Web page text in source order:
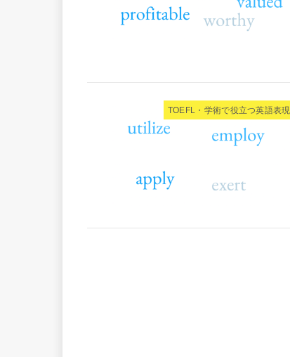
TOEFL・学術で役立つ英語表現